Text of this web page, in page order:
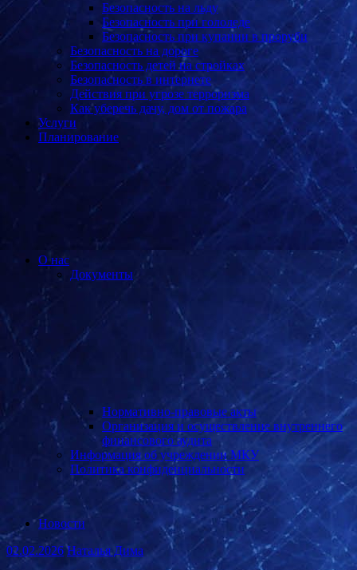
Безопасность на льду
Безопасность при гололеде
Безопасность при купании в проруби
Безопасность на дороге
Безопасность детей на стройках
Безопасность в интернете
Действия при угрозе терроризма
Как уберечь дачу, дом от пожара
Услуги
Планирование
О нас
Документы
Нормативно-правовые акты
Организация и осуществление внутреннего
финансового аудита
Информация об учреждении МКУ
Политика конфиденциальности
Новости
02.02.2026 Наталья Дима